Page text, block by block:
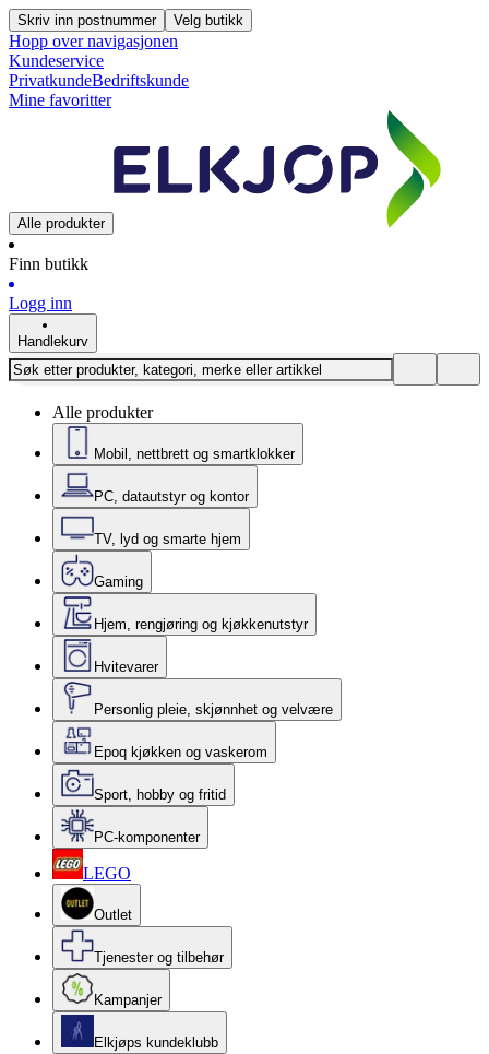
Skriv inn postnummer Velg butikk
Hopp over navigasjonen
Kundeservice
PrivatkundeBedriftskunde
Mine favoritter
Alle produkter
Finn butikk
Logg inn
Handlekurv
Alle produkter
Mobil, nettbrett og smartklokker
PC, datautstyr og kontor
TV, lyd og smarte hjem
Gaming
Hjem, rengjøring og kjøkkenutstyr
Hvitevarer
Personlig pleie, skjønnhet og velvære
Epoq kjøkken og vaskerom
Sport, hobby og fritid
PC-komponenter
LEGO
Outlet
Tjenester og tilbehør
Kampanjer
Elkjøps kundeklubb